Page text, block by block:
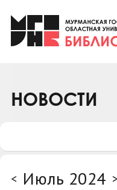
Клуб «Гиря и
Клуб
Коллегам
НОВОСТИ
< Июль 2024 >